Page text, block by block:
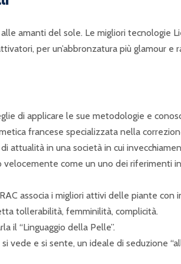
amanti del sole. Le migliori
per un’abbronzatura più glamour
di applicare le sue metodologie e
francese specializzata nella
di attualità in una società in cui
velocemente come un uno dei riferimenti
associa i migliori attivi delle piante
tollerabilità, femminilità, complicità.
il “Linguaggio della Pelle”.
si vede e si sente, un ideale di seduzione